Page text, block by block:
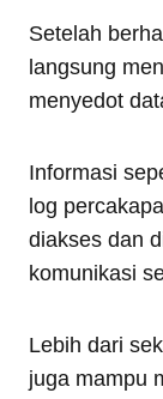
Setelah
langsung
menyedot
Informasi
log
diakses dan
komunikasi
Lebih dari
juga mampu